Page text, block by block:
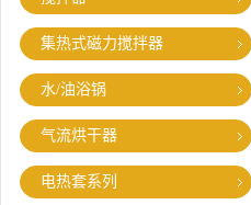
集热式磁力搅拌器
水/油浴锅
气流烘干器
电热套系列